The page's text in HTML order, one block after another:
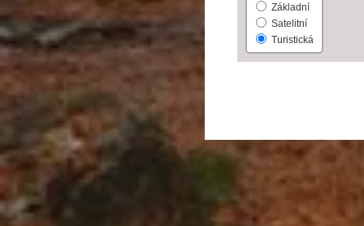
Základní
Satelitní
Turistická